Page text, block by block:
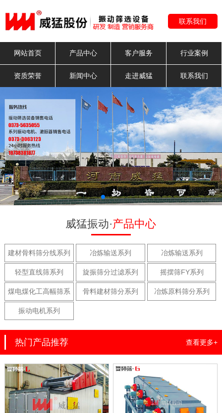
联系我们
网站首页 产品中心 客户服务 行业案例
资质荣誉 新闻中心 走进威猛 联系我们
威猛振动·产品中心
建材骨料筛分线系列 冶炼输送系列 冶炼输送系列
轻型直线筛系列 旋振筛分过滤系列 摇摆筛FY系列
煤电煤化工高幅筛系
列
骨料建材筛分系列 冶炼原料筛分系列
振动电机系列
热门产品推荐 查看更多+